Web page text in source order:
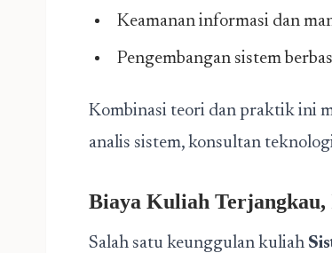
Keamanan informasi dan
Pengembangan sistem
Kombinasi teori dan praktik ini
analis sistem, konsultan
Biaya Kuliah Terjangkau,
Salah satu keunggulan kuliah